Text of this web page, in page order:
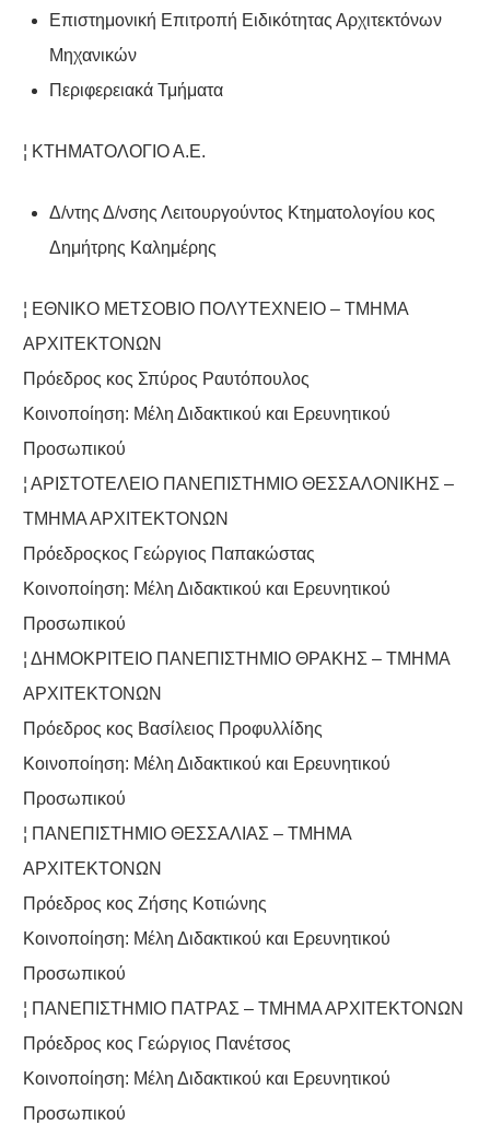
Επιστημονική Επιτροπή Ειδικότητας Αρχιτεκτόνων
Μηχανικών
Περιφερειακά Τμήματα
¦ ΚΤΗΜΑΤΟΛΟΓΙΟ Α.Ε.
Δ/ντης Δ/νσης Λειτουργούντος Κτηματολογίου κος
Δημήτρης Καλημέρης
¦ ΕΘΝΙΚΟ ΜΕΤΣΟΒΙΟ ΠΟΛΥΤΕΧΝΕΙΟ – ΤΜΗΜΑ
ΑΡΧΙΤΕΚΤΟΝΩΝ
Πρόεδρος κος Σπύρος Ραυτόπουλος
Κοινοποίηση: Μέλη Διδακτικού και Ερευνητικού
Προσωπικού
¦ ΑΡΙΣΤΟΤΕΛΕΙΟ ΠΑΝΕΠΙΣΤΗΜΙΟ ΘΕΣΣΑΛΟΝΙΚΗΣ –
ΤΜΗΜΑ ΑΡΧΙΤΕΚΤΟΝΩΝ
Πρόεδροςκος Γεώργιος Παπακώστας
Κοινοποίηση: Μέλη Διδακτικού και Ερευνητικού
Προσωπικού
¦ ΔΗΜΟΚΡΙΤΕΙΟ ΠΑΝΕΠΙΣΤΗΜΙΟ ΘΡΑΚΗΣ – ΤΜΗΜΑ
ΑΡΧΙΤΕΚΤΟΝΩΝ
Πρόεδρος κος Βασίλειος Προφυλλίδης
Κοινοποίηση: Μέλη Διδακτικού και Ερευνητικού
Προσωπικού
¦ ΠΑΝΕΠΙΣΤΗΜΙΟ ΘΕΣΣΑΛΙΑΣ – ΤΜΗΜΑ
ΑΡΧΙΤΕΚΤΟΝΩΝ
Πρόεδρος κος Ζήσης Κοτιώνης
Κοινοποίηση: Μέλη Διδακτικού και Ερευνητικού
Προσωπικού
¦ ΠΑΝΕΠΙΣΤΗΜΙΟ ΠΑΤΡΑΣ – ΤΜΗΜΑ ΑΡΧΙΤΕΚΤΟΝΩΝ
Πρόεδρος κος Γεώργιος Πανέτσος
Κοινοποίηση: Μέλη Διδακτικού και Ερευνητικού
Προσωπικού